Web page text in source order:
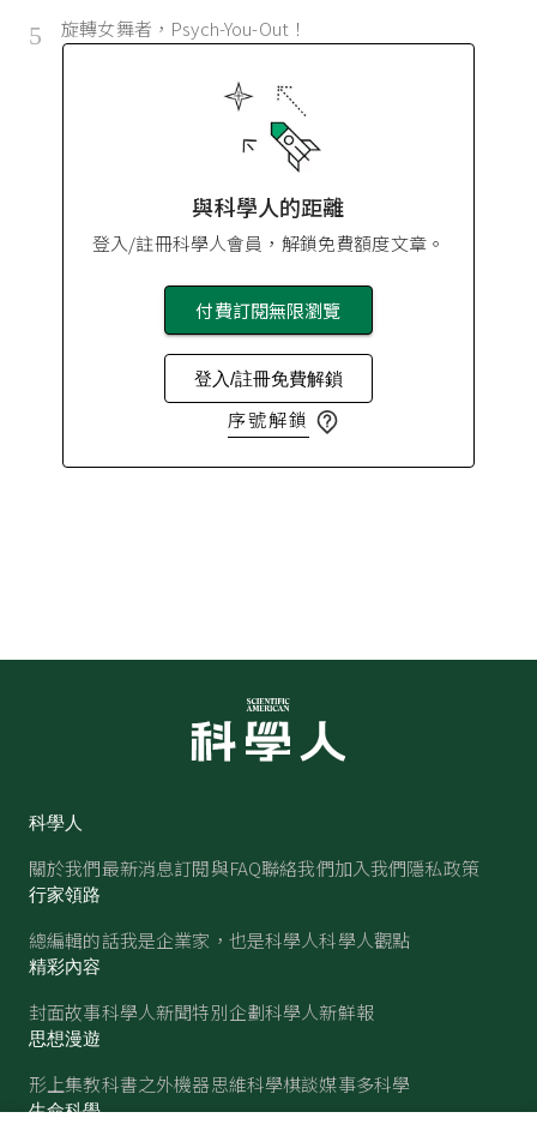
5 旋轉女舞者，Psych-You-Out！
與科學人的距離
登入/註冊科學人會員，解鎖免費額度文章。
付費訂閱無限瀏覽
登入/註冊免費解鎖
序號解鎖
科學人
關於我們最新消息訂閱與FAQ聯絡我們加入我們隱私政策
行家領路
總編輯的話我是企業家，也是科學人科學人觀點
精彩內容
封面故事科學人新聞特別企劃科學人新鮮報
思想漫遊
形上集教科書之外機器思維科學棋談媒事多科學
生命科學